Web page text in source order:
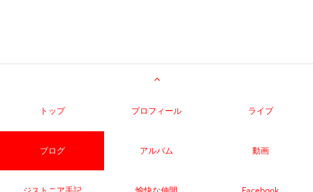
トップ プロフィール ライブ
ブログ アルバム 動画